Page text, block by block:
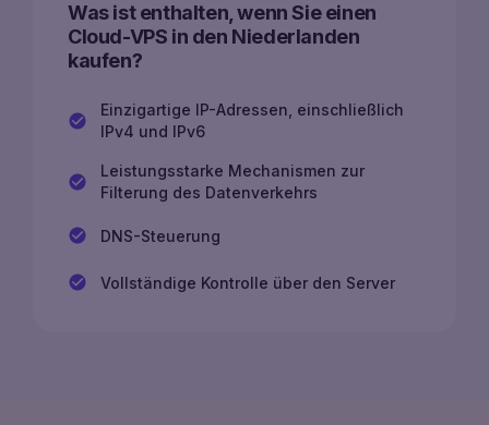
Was ist enthalten, wenn Sie einen
Cloud-VPS in den Niederlanden
kaufen?
Einzigartige IP-Adressen, einschließlich
IPv4 und IPv6
Leistungsstarke Mechanismen zur
Filterung des Datenverkehrs
DNS-Steuerung
Vollständige Kontrolle über den Server